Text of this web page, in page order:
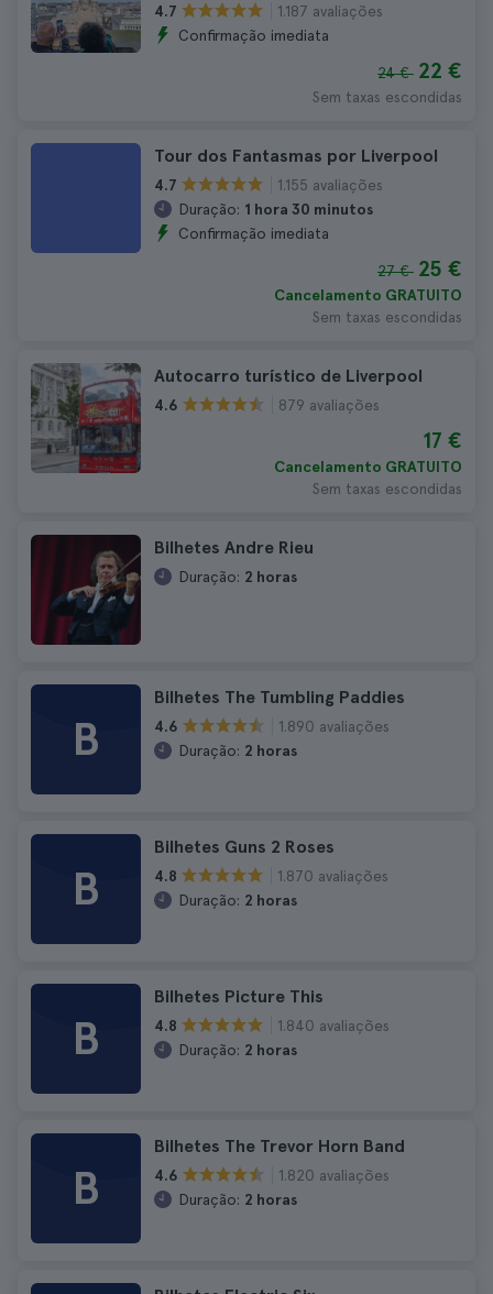
4.7
1.187 avaliações
Confirmação imediata
24 € 22 €
Sem taxas escondidas
Tour dos Fantasmas por Liverpool
4.7
1.155 avaliações
Duração: 1 hora 30 minutos
Confirmação imediata
27 € 25 €
Cancelamento GRATUITO
Sem taxas escondidas
Autocarro turístico de Liverpool
4.6 879 avaliações
17 €
Cancelamento GRATUITO
Sem taxas escondidas
Bilhetes Andre Rieu
Duração: 2 horas
B
Bilhetes The Tumbling Paddies
4.6
1.890 avaliações
Duração: 2 horas
B
Bilhetes Guns 2 Roses
4.8
1.870 avaliações
Duração: 2 horas
B
Bilhetes Picture This
4.8
1.840 avaliações
Duração: 2 horas
B
Bilhetes The Trevor Horn Band
4.6
1.820 avaliações
Duração: 2 horas